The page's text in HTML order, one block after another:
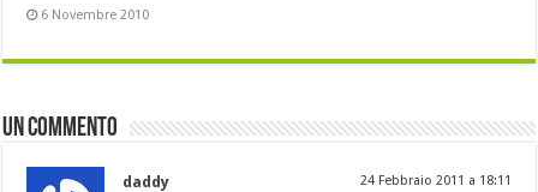
6 Novembre 2010
Un commento
daddy 24 Febbraio 2011 a 18:11